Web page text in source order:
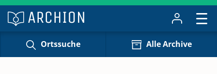
Ortssuche Alle Archive